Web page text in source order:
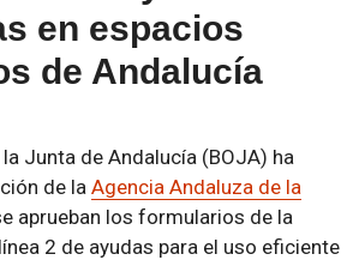
en espacios
de Andalucía
Junta de Andalucía (BOJA) ha
de la Agencia Andaluza de la
aprueban los formularios de la
2 de ayudas para el uso eficiente